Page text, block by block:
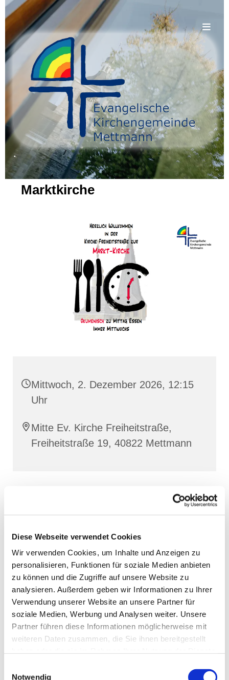
Diese Webseite verwendet Cookies
Wir verwenden Cookies, um Inhalte und Anzeigen zu
personalisieren, Funktionen für soziale Medien anbieten
zu können und die Zugriffe auf unsere Website zu
analysieren. Außerdem geben wir Informationen zu Ihrer
Verwendung unserer Website an unsere Partner für
soziale Medien, Werbung und Analysen weiter. Unsere
Partner führen diese Informationen möglicherweise mit
weiteren Daten zusammen, die Sie ihnen bereitgestellt
Notwendig
.
Marktkirche
Mittwoch, 2. Dezember 2026, 12:15
Uhr
Mitte Ev. Kirche Freiheitstraße,
Freiheitstraße 19, 40822 Mettmann